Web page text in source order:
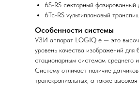
6S-RS cекторный
6Tc-RS vультиплановый
Особенности системы
УЗИ аппарат LOGIQ e — это
уровень качества изображений
стационарным системам среднего
Систему отличает наличие
транскраниальных, а также